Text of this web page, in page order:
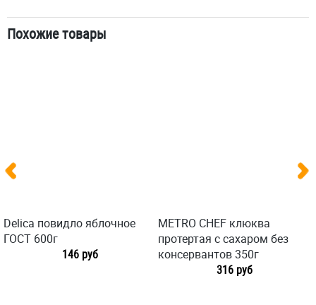
Похожие товары
Delica повидло яблочное
ГОСТ 600г
146 руб
METRO CHEF клюква
протертая с сахаром без
консервантов 350г
316 руб